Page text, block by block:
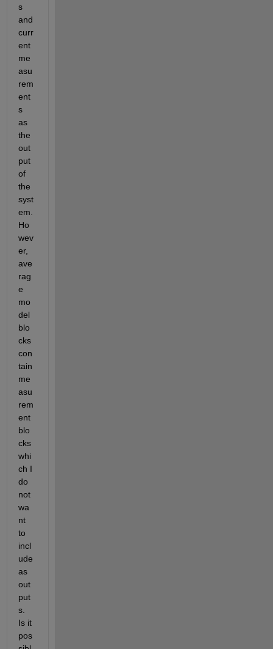
s
and
curr
ent
me
asu
rem
ent
s
as
the
out
put
of
the
syst
em.
Ho
wev
er,
ave
rag
e
mo
del
blo
cks
con
tain
me
asu
rem
ent
blo
cks
whi
ch I
do
not
wa
nt
to
incl
ude
as
out
put
s.
Is it
pos